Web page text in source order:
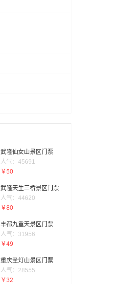
武隆仙女山景区门票
人气：45691
￥50
武隆天生三桥景区门票
人气：44620
￥80
丰都九重天景区门票
人气：31956
￥49
重庆圣灯山景区门票
人气：28555
￥32